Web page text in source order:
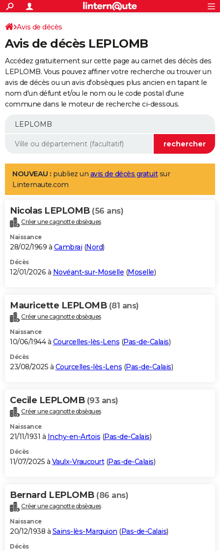
ACTUALITÉS
Politique
Société
Faits Divers
Education
Monde
Villes
+
SPORT
Coupe du monde 2026
Football
Tennis
Cyclisme
Rugby
Forum
Programme TV
TNTStreaming
Cinéma
Sorties cinéma
Musique
+FINANCE
Retraite
Epargne
Immobilier
Risques naturels par ville
Banque
Assurance
AUTO
Essais
Réserver un essai
Citadines
Berlines
SUV
Forum auto
+
Mobiles
Meilleur smartphone
Internet
Ordinateurs
Jeux vidéo
Guide high-tech
Aménagement intérieur
LIFESTYLE
Art de vivre
Bien-être
Loisirs
Mode
Modes de vie
Alimentation
Guide de la santé
Maladies
Médicaments
Sommeil
VOYAGE
Destinations
City break
Voyage nature
Voyage de noces
Forum
Climat
+PHOTO
GUIDES D'ACHAT
BONS PLANS
Carte de Noël
Carte Bonne année
Carte Saint-Valentin
Carte Pâques
Carte d'anniversaire
DICTIONNAIRE
Dictionnaire
Biographies
Citations
Expressions
Proverbes
PROGRAMME TV
S'inscrire
Se connecter
Lycées
Collèges
Primaires
Universités
Entreprises
Service militaire
Avis de recherche
AVIS DE DÉCÈS
Bricolage
Lifestyle
Culture
Sport
Auto
Television
Voyage
Cinema
Avis de décès
Avis de décès LEPLOMB
Accédez gratuitement sur cette page au carnet des décès des
LEPLOMB. Vous pouvez affiner votre recherche ou trouver un
avis de décès ou un avis d'obsèques plus ancien en tapant le
nom d'un défunt et/ou le nom ou le code postal d'une
commune dans le moteur de recherche ci-dessous.
NOUVEAU : publiez un avis de décès gratuitsur
Linternaute.com
Nicolas LEPLOMB (56 ans)
Créer une cagnotte obsèques
Naissance
28/02/1969 à Cambrai (Nord)
Décès
12/01/2026 à Novéant-sur-Moselle (Moselle)
Mauricette LEPLOMB (81 ans)
Créer une cagnotte obsèques
Naissance
10/06/1944 à Courcelles-lès-Lens (Pas-de-Calais)
Décès
23/08/2025 à Courcelles-lès-Lens (Pas-de-Calais)
Cecile LEPLOMB (93 ans)
Créer une cagnotte obsèques
Naissance
21/11/1931 à Inchy-en-Artois (Pas-de-Calais)
Décès
11/07/2025 à Vaulx-Vraucourt(Pas-de-Calais)
Bernard LEPLOMB (86 ans)
Créer une cagnotte obsèques
Naissance
20/12/1938 à Sains-lès-Marquion (Pas-de-Calais)
Décès